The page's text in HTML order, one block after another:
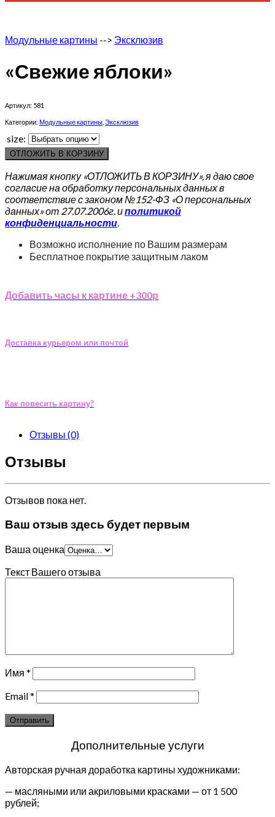
Модульные картины --> Эксклюзив
«Свежие яблоки»
Артикул: 581
Категории: Модульные картины Эксклюзив
size:
ОТЛОЖИТЬ В КОРЗИНУ
Нажимая кнопку «ОТЛОЖИТЬ В КОРЗИНУ», я даю свое
согласие на обработку персональных данных в
соответствие с законом №152-ФЗ «О персональных
данных» от 27.07.2006г. иполитикой
конфиденциальности.
Возможно исполнение по Вашим размерам
Бесплатное покрытие защитным лаком
Добавить часы к картине +300р
Доставка курьером или почтой
Как повесить картину?
Отзывы (0)
Отзывы
Отзывов пока нет.
Ваш отзыв здесь будет первым
Ваша оценка
Текст Вашего отзыва
Имя *
Email*
Дополнительные услуги
Авторская ручная доработка картины художниками:
— масляными или акриловыми красками — от 1 500
рублей;